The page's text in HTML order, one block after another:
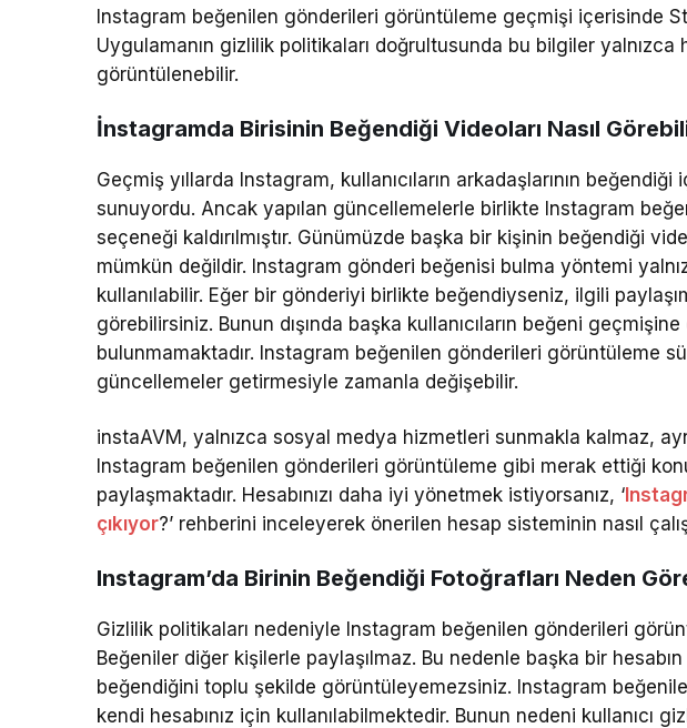
Instagram beğenilen gönderileri görüntüleme geçmişi içerisinde
Uygulamanın gizlilik politikaları doğrultusunda bu bilgiler yalnızca
görüntülenebilir.
İnstagramda Birisinin Beğendiği Videoları Nasıl
Geçmiş yıllarda Instagram, kullanıcıların arkadaşlarının
sunuyordu. Ancak yapılan güncellemelerle birlikte Instagram
seçeneği kaldırılmıştır. Günümüzde başka bir kişinin beğendiği
mümkün değildir. Instagram gönderi beğenisi bulma yöntemi
kullanılabilir. Eğer bir gönderiyi birlikte beğendiyseniz, ilgili
görebilirsiniz. Bunun dışında başka kullanıcıların beğeni
bulunmamaktadır. Instagram beğenilen gönderileri görüntüleme
güncellemeler getirmesiyle zamanla değişebilir.
instaAVM, yalnızca sosyal medya hizmetleri sunmakla kalmaz,
Instagram beğenilen gönderileri görüntüleme gibi merak ettiği
paylaşmaktadır. Hesabınızı daha iyi yönetmek istiyorsanız, ‘
çıkıyor?’ rehberini inceleyerek önerilen hesap sisteminin nasıl
Instagram’da Birinin Beğendiği Fotoğrafları Neden
Gizlilik politikaları nedeniyle Instagram beğenilen gönderileri
Beğeniler diğer kişilerle paylaşılmaz. Bu nedenle başka bir
beğendiğini toplu şekilde görüntüleyemezsiniz. Instagram
kendi hesabınız için kullanılabilmektedir. Bunun nedeni kullanıcı